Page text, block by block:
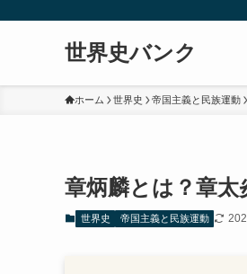
世界史バンク
ホーム 世界史 帝国主義と民族運動
章炳麟とは？章太
世界史 帝国主義と民族運動